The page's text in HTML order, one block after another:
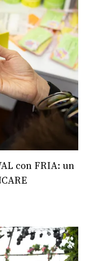
con FRIA: un